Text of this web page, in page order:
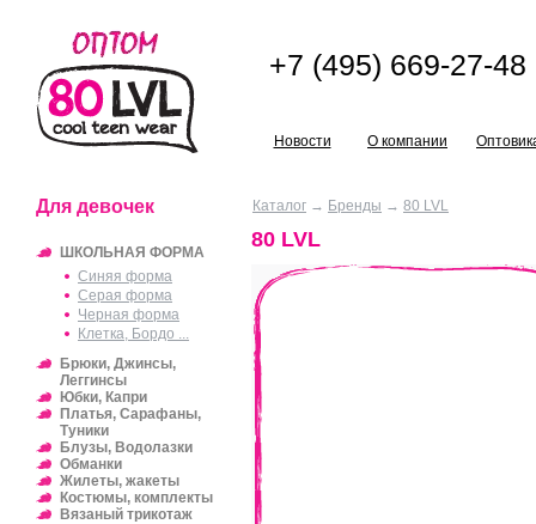
+7 (495) 669-27-48
Новости О компании
Для девочек
ШКОЛЬНАЯ ФОРМА
Синяя форма
Серая форма
Черная форма
Клетка, Бордо ...
Брюки, Джинсы,
Леггинсы
Юбки, Капри
Платья, Сарафаны,
Туники
Блузы, Водолазки
Обманки
Жилеты, жакеты
Костюмы, комплекты
Вязаный трикотаж
Каталог → Бренды → 80 LVL
80 LVL